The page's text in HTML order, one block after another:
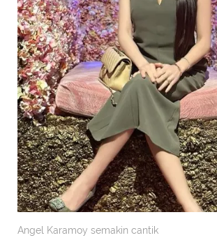
Angel Karamoy semakin cantik